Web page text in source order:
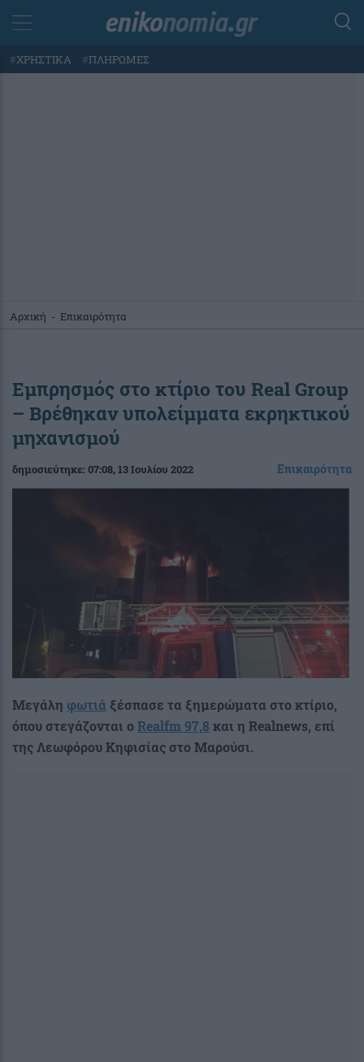
#ΧΡΗΣΤΙΚΑ #ΠΛΗΡΩΜΕΣ
Αρχική - Επικαιρότητα
Εμπρησμός στο κτίριο του Real Group
– Βρέθηκαν υπολείμματα εκρηκτικού
μηχανισμού
δημοσιεύτηκε:07:08, 13 Ιουλίου 2022 Επικαιρότητα
Μεγάλη φωτιά ξέσπασε τα ξημερώματα στο κτίριο,
όπου στεγάζονται οRealfm 97,8 και η Realnews, επί
της Λεωφόρου Κηφισίας στο Μαρούσι.